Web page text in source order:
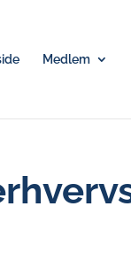
Medlem